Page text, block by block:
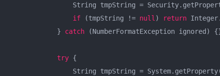
String tmpString =
if (tmpString != null ) return
            }
catch (NumberFormatException ignored)
try {
String tmpString =